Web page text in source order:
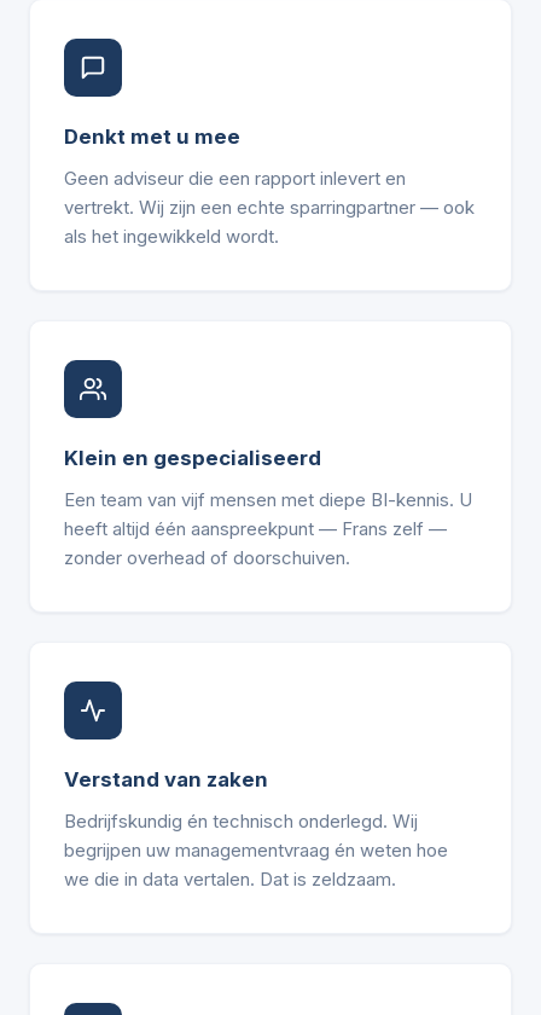
Denkt met u mee
Geen adviseur die een rapport inlevert en
vertrekt. Wij zijn een echte sparringpartner — ook
als het ingewikkeld wordt.
Klein en gespecialiseerd
Een team van vijf mensen met diepe BI-kennis. U
heeft altijd één aanspreekpunt — Frans zelf —
zonder overhead of doorschuiven.
Verstand van zaken
Bedrijfskundig én technisch onderlegd. Wij
begrijpen uw managementvraag én weten hoe
we die in data vertalen. Dat is zeldzaam.